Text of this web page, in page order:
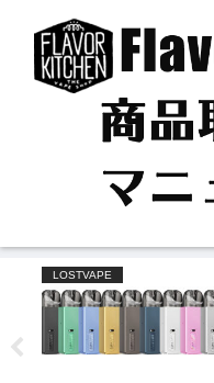
LOSTVAPE